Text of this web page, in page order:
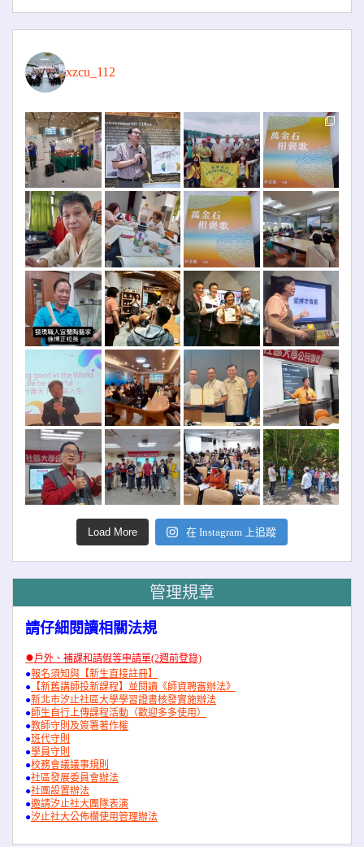
xzcu_112
Load More 在 Instagram 上追蹤
管理規章
請仔細閱讀相關法規
●戶外、補課和請假等申請單(2週前登錄)
●報名須知與【新生直接註冊】
● 【新舊講師投新課程】並閱讀《師資聘審辦法》
●新北市汐止社區大學學習證書核發實施辦法
●師生自行上傳課程活動（歡迎多多使用）
●教師守則及簽署著作權
●班代守則
●學員守則
●校務會議議事規則
●社區發展委員會辦法
●社團設置辦法
●邀請汐止社大團隊表演
●汐止社大公佈欄使用管理辦法